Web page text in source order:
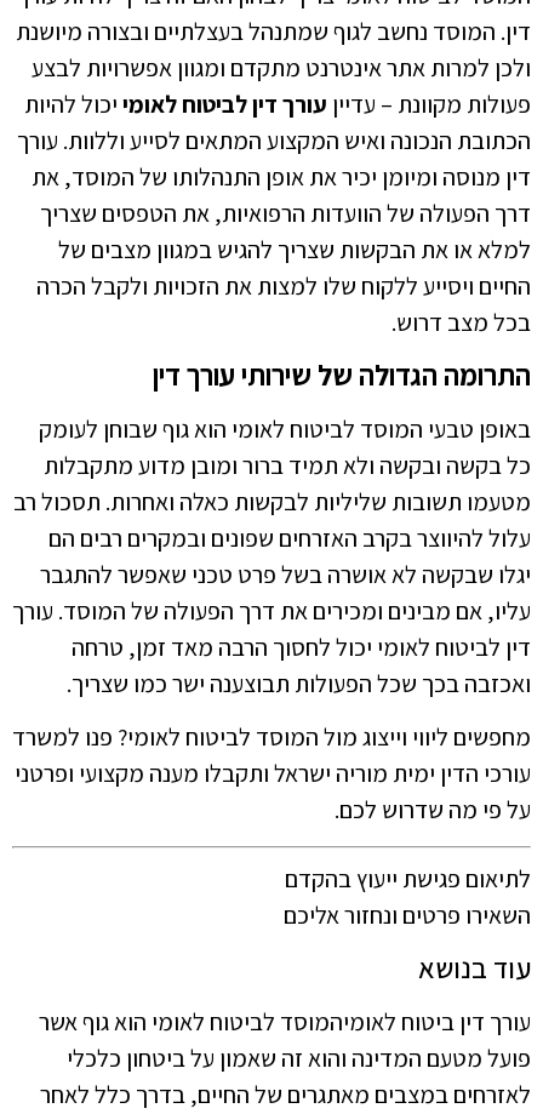
דין. המוסד נחשב לגוף שמתנהל בעצלתיים ובצורה מיושנת
ולכן למרות אתר אינטרנט מתקדם ומגוון אפשרויות לבצע
פעולות מקוונת – עדיין עורך דין לביטוח לאומייכול להיות
הכתובת הנכונה ואיש המקצוע המתאים לסייע וללוות. עורך
דין מנוסה ומיומן יכיר את אופן התנהלותו של המוסד, את
דרך הפעולה של הוועדות הרפואיות, את הטפסים שצריך
למלא או את הבקשות שצריך להגיש במגוון מצבים של
החיים ויסייע ללקוח שלו למצות את הזכויות ולקבל הכרה
בכל מצב דרוש.
התרומה הגדולה של שירותי עורך דין
באופן טבעי המוסד לביטוח לאומי הוא גוף שבוחן לעומק
כל בקשה ובקשה ולא תמיד ברור ומובן מדוע מתקבלות
מטעמו תשובות שליליות לבקשות כאלה ואחרות. תסכול רב
עלול להיווצר בקרב האזרחים שפונים ובמקרים רבים הם
יגלו שבקשה לא אושרה בשל פרט טכני שאפשר להתגבר
עליו, אם מבינים ומכירים את דרך הפעולה של המוסד. עורך
דין לביטוח לאומי יכול לחסוך הרבה מאד זמן, טרחה
ואכזבה בכך שכל הפעולות תבוצענה ישר כמו שצריך.
מחפשים ליווי וייצוג מול המוסד לביטוח לאומי? פנו למשרד
עורכי הדין ימית מוריה ישראל ותקבלו מענה מקצועי ופרטני
על פי מה שדרוש לכם.
לתיאום פגישת ייעוץ בהקדם
השאירו פרטים ונחזור אליכם
עוד בנושא
עורך דין ביטוח לאומיהמוסד לביטוח לאומי הוא גוף אשר
פועל מטעם המדינה והוא זה שאמון על ביטחון כלכלי
לאזרחים במצבים מאתגרים של החיים, בדרך כלל לאחר